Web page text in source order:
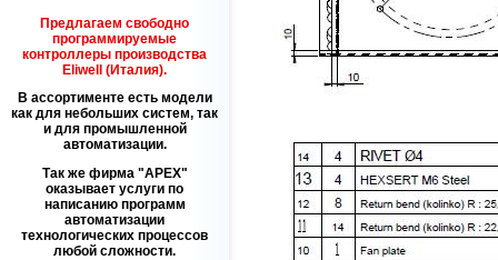
Предлагаем свободно
программируемые
контроллеры производства
Eliwell (Италия).
В ассортименте есть модели
как для небольших систем, так
и для промышленной
автоматизации.
Так же фирма
APEX
оказывает услуги по
написанию программ
автоматизации
технологических процессов
любой сложности.